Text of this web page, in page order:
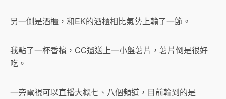
另一側是酒櫃，和EK的酒櫃相比氣勢上輸了一節。
我點了一杯香檳，CC還送上一小盤薯片，薯片倒是很好
吃。
一旁電視可以直播大概七、八個頻道，目前輪到的是